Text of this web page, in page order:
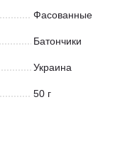
Фасованные
Батончики
Украина
50 г